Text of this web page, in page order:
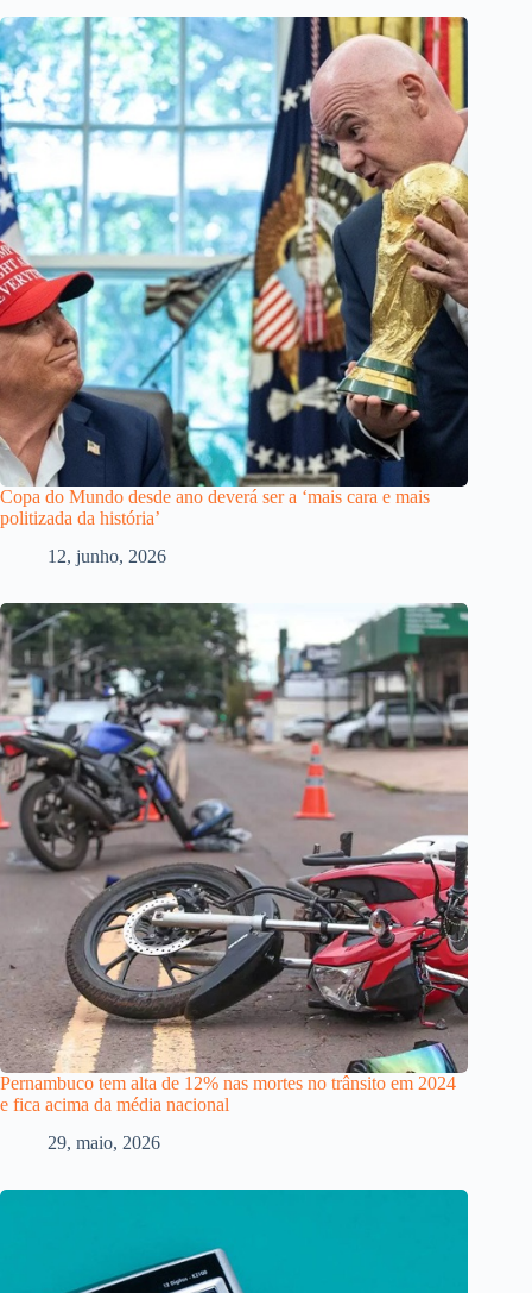
Copa do Mundo desde ano deverá ser a ‘mais cara e mais
politizada da história’
12, junho, 2026
Pernambuco tem alta de 12% nas mortes no trânsito em 2024
e fica acima da média nacional
29, maio, 2026